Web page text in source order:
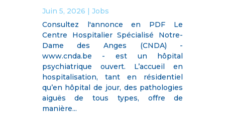
Juin 5, 2026 | Jobs
Consultez l'annonce en PDF Le
Centre Hospitalier Spécialisé Notre-
Dame des Anges (CNDA) -
www.cnda.be - est un hôpital
psychiatrique ouvert. L’accueil en
hospitalisation, tant en résidentiel
qu’en hôpital de jour, des pathologies
aiguës de tous types, offre de
manière...